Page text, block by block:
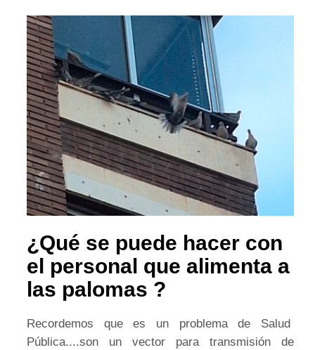
¿Qué se puede hacer con
el personal que alimenta a
las palomas ?
Recordemos que es un problema de Salud
Pública....son un vector para transmisión de